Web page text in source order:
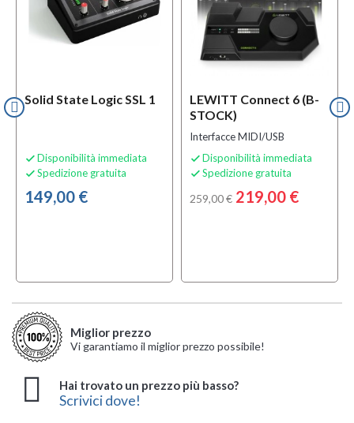
Solid State Logic SSL 1
 Disponibilità immediata
 Spedizione gratuita
149,00 €
LEWITT Connect 6 (B-
STOCK)
Interfacce MIDI/USB
 Disponibilità immediata
 Spedizione gratuita
259,00 € 219,00 €
Miglior prezzo
Vi garantiamo il miglior prezzo possibile!
Hai trovato un prezzo più basso?
Scrivici dove!